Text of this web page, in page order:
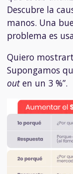
Descubre la
manos. Una
problema es
Quiero
Supongamos
outen un 3 %”.